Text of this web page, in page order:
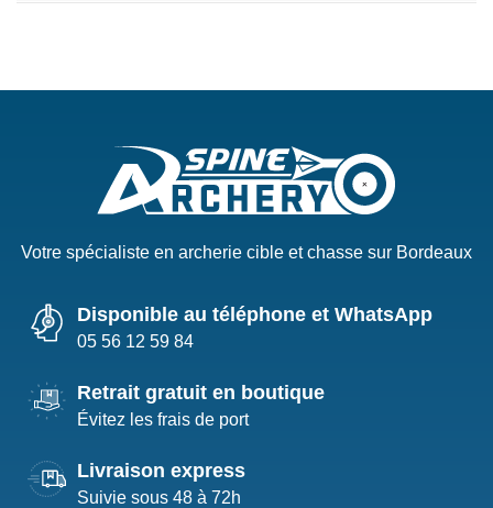
Votre spécialiste en archerie cible et chasse sur Bordeaux
Disponible au téléphone et WhatsApp
05 56 12 59 84
Retrait gratuit en boutique
Évitez les frais de port
Livraison express
Suivie sous 48 à 72h